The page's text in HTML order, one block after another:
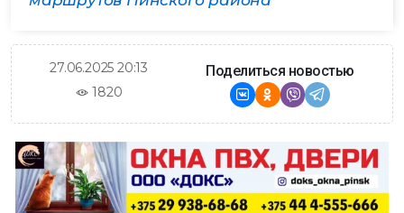
27.06.2025 20:13
1820
Поделиться новостью